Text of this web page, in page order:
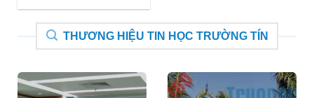
THƯƠNG HIỆU TIN HỌC TRƯỜNG TÍN